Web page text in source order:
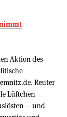
Aktion des
Reuter
Lüftchen
— und